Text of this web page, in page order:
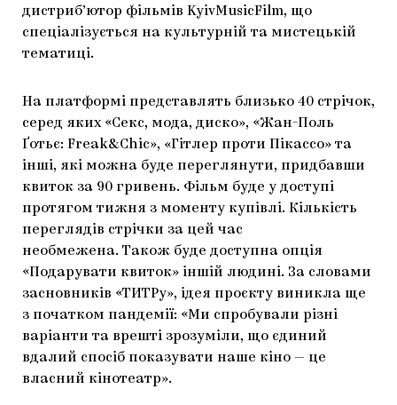
дистриб’ютор фільмів KyivMusicFilm, що
спеціалізується на культурній та мистецькій
тематиці.
На платформі представлять близько 40 стрічок,
серед яких «Секс, мода, диско», «Жан-Поль
Ґотьє: Freak&Chic», «Гітлер проти Пікассо» та
інші, які можна буде переглянути, придбавши
квиток за 90 гривень. Фільм буде у доступі
протягом тижня з моменту купівлі. Кількість
переглядів стрічки за цей час
необмежена. Також буде доступна опція
«Подарувати квиток» іншій людині. За словами
засновників «ТИТРу», ідея проєкту виникла ще
з початком пандемії: «Ми спробували різні
варіанти та врешті зрозуміли, що єдиний
вдалий спосіб показувати наше кіно — це
власний кінотеатр».